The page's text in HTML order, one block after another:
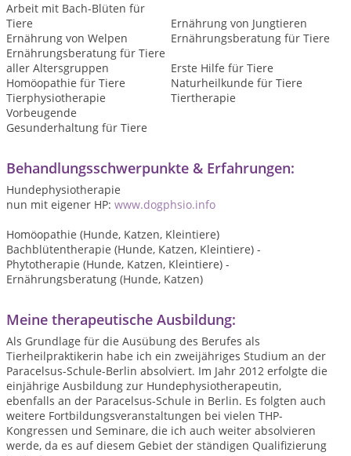
Arbeit mit Bach-Blüten für
Tiere
Ernährung von Jungtieren
Ernährung von Welpen
Ernährungsberatung für Tiere
Ernährungsberatung für Tiere
aller Altersgruppen
Erste Hilfe für Tiere
Homöopathie für Tiere
Naturheilkunde für Tiere
Tierphysiotherapie
Tiertherapie
Vorbeugende
Gesunderhaltung für Tiere
Behandlungsschwerpunkte & Erfahrungen:
Hundephysiotherapie
nun mit eigener HP: www.dogphsio.info
Homöopathie (Hunde, Katzen, Kleintiere)
Bachblütentherapie (Hunde, Katzen, Kleintiere) -
Phytotherapie (Hunde, Katzen, Kleintiere) -
Ernährungsberatung (Hunde, Katzen)
Meine therapeutische Ausbildung:
Als Grundlage für die Ausübung des Berufes als
Tierheilpraktikerin habe ich ein zweijähriges Studium an der
Paracelsus-Schule-Berlin absolviert. Im Jahr 2012 erfolgte die
einjährige Ausbildung zur Hundephysiotherapeutin,
ebenfalls an der Paracelsus-Schule in Berlin. Es folgten auch
weitere Fortbildungsveranstaltungen bei vielen THP-
Kongressen und Seminare, die ich auch weiter absolvieren
werde, da es auf diesem Gebiet der ständigen Qualifizierung